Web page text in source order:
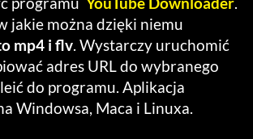
jakie można dzięki niemu
mp4 i flv. Wystarczy uruchomić
adres URL do wybranego
do programu. Aplikacja
Windowsa, Maca i Linuxa.